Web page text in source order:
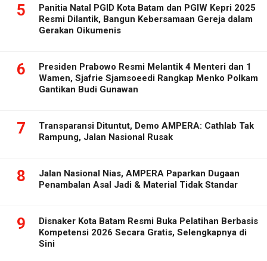
5
Panitia Natal PGID Kota Batam dan PGIW Kepri 2025
Resmi Dilantik, Bangun Kebersamaan Gereja dalam
Gerakan Oikumenis
6
Presiden Prabowo Resmi Melantik 4 Menteri dan 1
Wamen, Sjafrie Sjamsoeedi Rangkap Menko Polkam
Gantikan Budi Gunawan
7
Transparansi Dituntut, Demo AMPERA: Cathlab Tak
Rampung, Jalan Nasional Rusak
8
Jalan Nasional Nias, AMPERA Paparkan Dugaan
Penambalan Asal Jadi & Material Tidak Standar
9
Disnaker Kota Batam Resmi Buka Pelatihan Berbasis
Kompetensi 2026 Secara Gratis, Selengkapnya di
Sini